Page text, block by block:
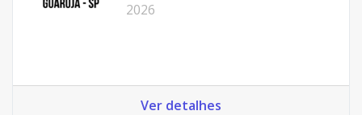
2026
Ver detalhes